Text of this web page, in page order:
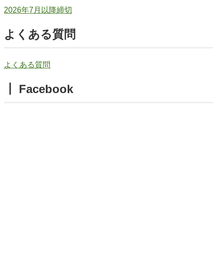
2026年7月以降締切
よくある質問
よくある質問
┃ Facebook